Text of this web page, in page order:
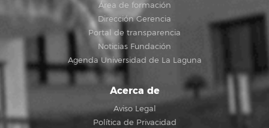
Área de formación
Dirección Gerencia
Portal de transparencia
Noticias Fundación
Agenda Universidad de La Laguna
Acerca de
Aviso Legal
Política de Privacidad